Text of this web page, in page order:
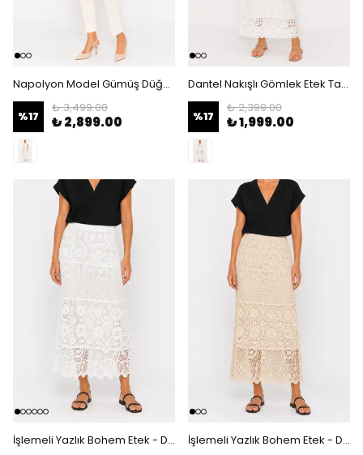
Napolyon Model Gümüş Düğmeli Yelek Takım - Kadın Pantolonlu İkili Set - Beyaz
%17
₺ 3,499.00
₺ 2,899.00
Dantel Nakışlı Gömlek Etek Takım - İçi İnce Astarlı Uzun Etekli İkili Set - Beyaz
%17
₺ 2,399.00
₺ 1,999.00
İşlemeli Yazlık Bohem Etek - Dantel Örgü Detaylı Astarlı Beli Lastikli Uzun Etek - Beyaz İşlemeli Yazlık Bohem Etek - Dantel Örgü Detaylı Astarlı Beli Lastikli Uzun Etek - Krem